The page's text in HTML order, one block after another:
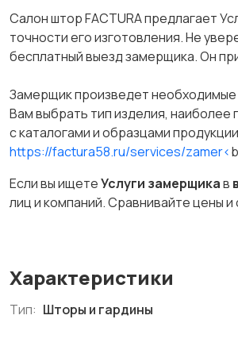
Салон штор FACTURA предлагает
точности его изготовления. Не
бесплатный выезд замерщика. Он
Замерщик произведет необходимые
Вам выбрать тип изделия,
с каталогами и образцами
https://factura58.ru/services/zamer<
Если вы ищетеУслуги замерщикав
лиц и компаний. Сравнивайте цены
Характеристики
Тип: Шторы и гардины